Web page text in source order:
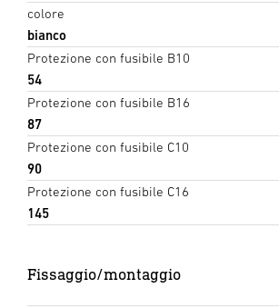
colore
bianco
Protezione con fusibile B10
54
Protezione con fusibile B16
87
Protezione con fusibile C10
90
Protezione con fusibile C16
145
Fissaggio/montaggio